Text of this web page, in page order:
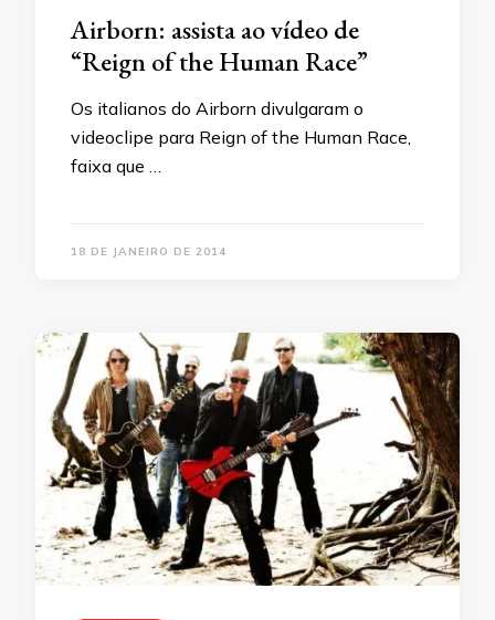
Airborn: assista ao vídeo de
“Reign of the Human Race”
Os italianos do Airborn divulgaram o
videoclipe para Reign of the Human Race,
faixa que …
18 DE JANEIRO DE 2014